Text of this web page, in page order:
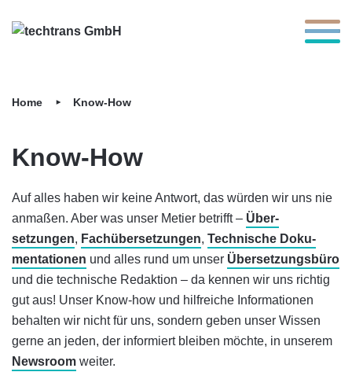
Toggle
Home Know-How
Know-How
Auf alles haben wir keine Antwort, das würden wir uns nie
an­maßen. Aber was unser Metier betrifft – Über­
setzungen, Fach­über­setzungen, Technische Doku­
menta­tionen und alles rund um unser Über­setzungs­büro
und die technische Redaktion – da kennen wir uns richtig
gut aus! Unser Know-how und hilf­reiche Infor­ma­tionen
behalten wir nicht für uns, sondern geben unser Wissen
gerne an jeden, der in­for­miert bleiben möchte, in unserem
News­room weiter.